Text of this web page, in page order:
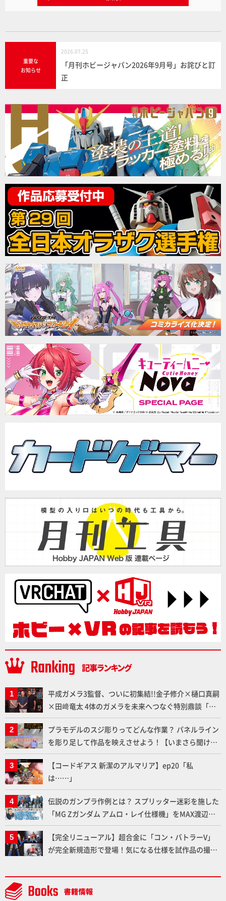
重要な
お知らせ
2026.07.25
「月刊ホビージャパン2026年9月号」お詫びと訂
正
平成ガメラ3監督、ついに初集結!!金子修介×樋口真嗣
×田﨑竜太 4体のガメラを未来へつなぐ特別鼎談「ガ
メラ永久保存化プロジェクト FINAL」
プラモデルのスジ彫りってどんな作業？ パネルライン
を彫り足して作品を映えさせよう！【いまさら聞けな
いプラモデルの基礎：スジ彫りとパネルライン】
【コードギアス 新潔のアルマリア】ep20「私
は……」
伝説のガンプラ作例とは？ スプリッター迷彩を施した
「MG Zガンダム アムロ・レイ仕様機」をMAX渡辺が
ふたたび塗る!!【試し読み】
【完全リニューアル】超合金に「コン・バトラーV」
が完全新規造形で登場！気になる仕様を試作品の撮り
ト」セット情報もお届け！【超合金の魂】